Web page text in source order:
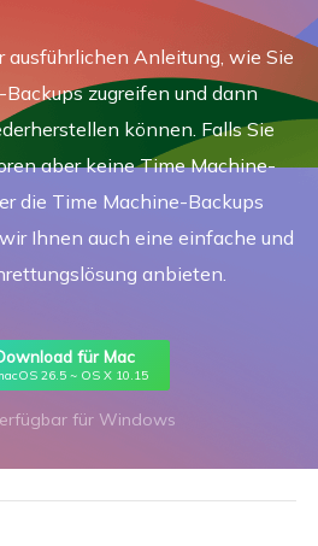
ausführlichen Anleitung, wie Sie
zugreifen und dann
können. Falls Sie
aber keine Time Machine-
die Time Machine-Backups
Ihnen auch eine einfache und
anbieten.
für Mac
26.5 ~ OS X 10.15
für Windows